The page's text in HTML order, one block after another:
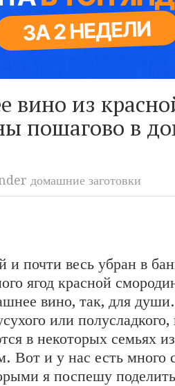
вино из
пошагово в
домашние заготовки
и почти весь убран в
ягод красной
вино, так, для
или
в некоторых семьях
Вот и у нас есть много
я поспешу